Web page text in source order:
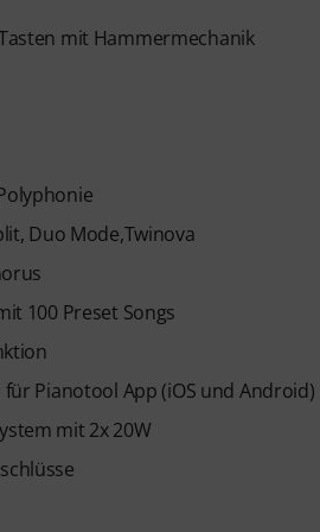
mit Hammermechanik
Duo Mode,Twinova
100 Preset Songs
Pianotool App (iOS und Android)
mit 2x 20W